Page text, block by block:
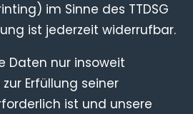
im Sinne des TTDSG
ist jederzeit widerrufbar.
Daten nur insoweit
Erfüllung seiner
ist und unsere